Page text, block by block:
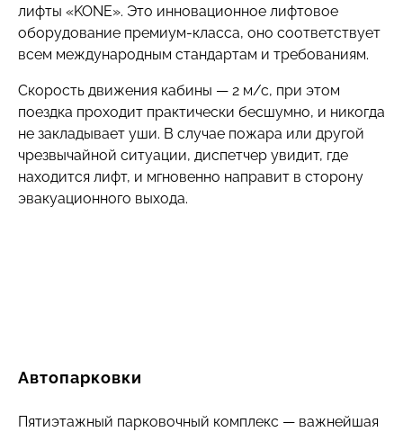
лифты «KONE». Это инновационное лифтовое
оборудование премиум-класса, оно соответствует
всем международным стандартам и требованиям.
Скорость движения кабины — 2 м/с, при этом
поездка проходит практически бесшумно, и никогда
не закладывает уши. В случае пожара или другой
чрезвычайной ситуации, диспетчер увидит, где
находится лифт, и мгновенно направит в сторону
эвакуационного выхода.
Автопарковки
Пятиэтажный парковочный комплекс — важнейшая